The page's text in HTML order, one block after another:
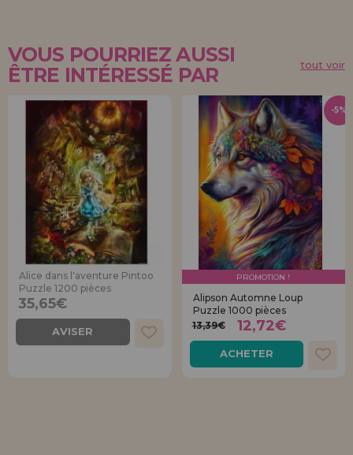
VOUS POURRIEZ AUSSI
ÊTRE INTÉRESSÉ PAR
tout voir
Alice dans l'aventure Pintoo
Puzzle 1200 pièces
35,65€
AVISER
PROMOTION !
Alipson Automne Loup
Puzzle 1000 pièces
13,39€
12,72€
ACHETER
-5%